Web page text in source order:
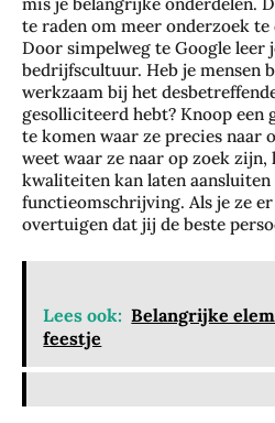
mis je belangrijke onderdelen.
te raden om meer onderzoek
Door simpelweg te Google leer
bedrijfscultuur. Heb je mensen
werkzaam bij het
gesolliciteerd hebt? Knoop een
te komen waar ze precies naar
weet waar ze naar op zoek
kwaliteiten kan laten aansluiten
functieomschrijving. Als je ze
overtuigen dat jij de beste
Lees ook: Belangrijke
feestje